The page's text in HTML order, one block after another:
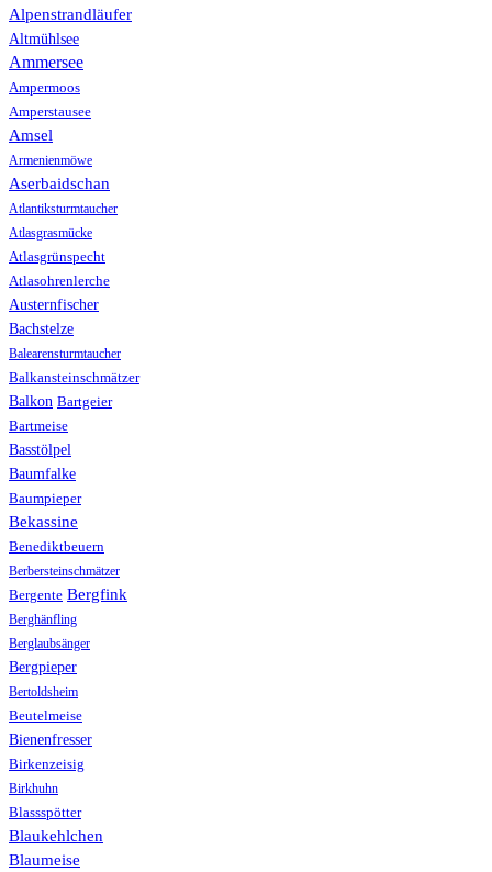
Alpenstrandläufer
Altmühlsee
Ammersee
Ampermoos
Amperstausee
Amsel
Armenienmöwe
Aserbaidschan
Atlantiksturmtaucher
Atlasgrasmücke
Atlasgrünspecht
Atlasohrenlerche
Austernfischer
Bachstelze
Balearensturmtaucher
Balkansteinschmätzer
Balkon Bartgeier
Bartmeise
Basstölpel
Baumfalke
Baumpieper
Bekassine
Benediktbeuern
Berbersteinschmätzer
Bergente Bergfink
Berghänfling
Berglaubsänger
Bergpieper
Bertoldsheim
Beutelmeise
Bienenfresser
Birkenzeisig
Birkhuhn
Blassspötter
Blaukehlchen
Blaumeise